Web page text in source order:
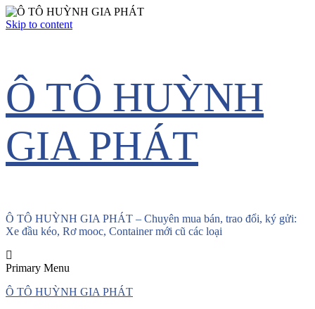
Skip to content
Ô TÔ HUỲNH
GIA PHÁT
Ô TÔ HUỲNH GIA PHÁT – Chuyên mua bán, trao đổi, ký gửi:
Xe đầu kéo, Rơ mooc, Container mới cũ các loại
Primary Menu
Ô TÔ HUỲNH GIA PHÁT